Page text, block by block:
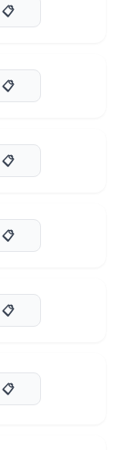
📋
📋
📋
📋
📋
📋